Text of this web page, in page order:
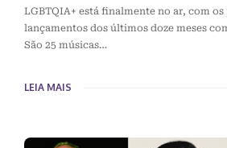
LGBTQIA+ está finalmente no ar, com
lançamentos dos últimos doze meses
São 25 músicas…
LEIA MAIS